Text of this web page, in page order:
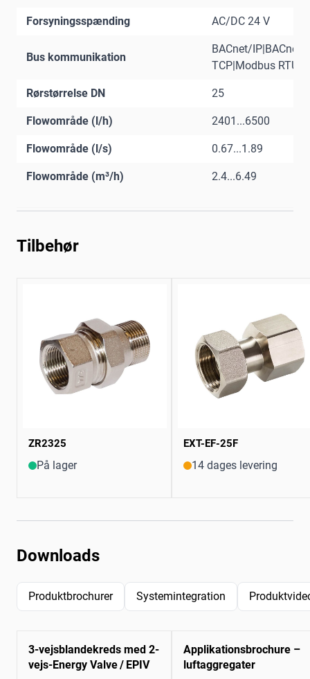
Forsyningsspænding AC/DC 24 V
Bus kommunikation
BACnet/IP|BACnet
TCP|Modbus
Rørstørrelse DN 25
Flowområde (l/h) 2401...6500
Flowområde (l/s) 0.67...1.89
Flowområde (m³/h) 2.4...6.49
Tilbehør
ZR2325
På lager
EXT-EF-25F
14 dages levering
Downloads
Produktbrochurer Systemintegration
3-vejsblandekreds med 2-
vejs-Energy Valve / EPIV
Applikationsbrochure –
luftaggregater